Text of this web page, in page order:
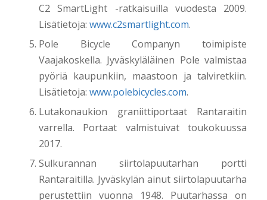
C2 SmartLight -ratkaisuilla vuodesta 2009.
Lisätietoja: www.c2smartlight.com.
Pole Bicycle Companyn toimipiste
Vaajakoskella. Jyväskyläläinen Pole valmistaa
pyöriä kaupunkiin, maastoon ja talviretkiin.
Lisätietoja: www.polebicycles.com.
Lutakonaukion graniittiportaat Rantaraitin
varrella. Portaat valmistuivat toukokuussa
2017.
Sulkurannan siirtolapuutarhan portti
Rantaraitilla. Jyväskylän ainut siirtolapuutarha
perustettiin vuonna 1948. Puutarhassa on